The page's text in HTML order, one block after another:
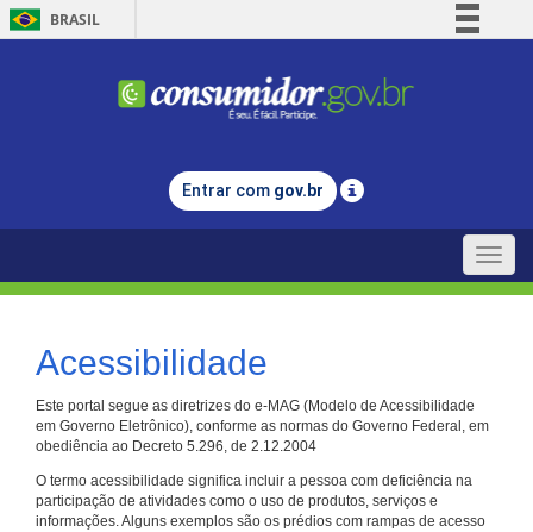
BRASIL
Comunica BR
Legislação
Entrar com gov.br
Toggle
Acessibilidade
Este portal segue as diretrizes do e-MAG (Modelo de Acessibilidade
em Governo Eletrônico), conforme as normas do Governo Federal, em
obediência ao Decreto 5.296, de 2.12.2004
O termo acessibilidade significa incluir a pessoa com deficiência na
participação de atividades como o uso de produtos, serviços e
informações. Alguns exemplos são os prédios com rampas de acesso